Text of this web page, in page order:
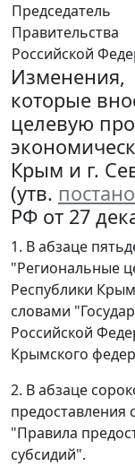
Председатель
Правительства
Российской
Изменения,
которые
целевую
Крым и г.
(утв.
РФ от 27
1. В абзаце
"Региональные
Республики
словами
Российской
Крымского
2. В абзаце
предоставления
"Правила
субсидий".